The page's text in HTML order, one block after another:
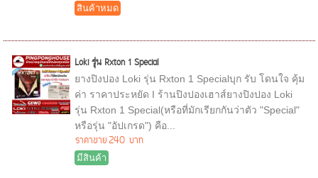
สินค้าหมด
Loki รุ่น Rxton 1 Special
ยางปิงปอง Loki รุ่น Rxton 1 Specialบุก รับ โดนใจ คุ้ม
ค่า ราคาประหยัด I ร้านปิงปองเฮาส์ยางปิงปอง Loki
รุ่น Rxton 1 Special(หรือที่มักเรียกกันว่าตัว "Special"
หรือรุ่น "อัปเกรด") คือ...
ราคาขาย240 บาท
มีสินค้า